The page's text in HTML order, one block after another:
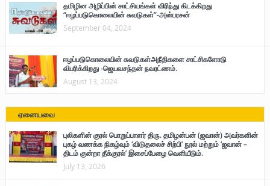
தமிழின அழிப்பின் சாட்சியங்கள் விரிந்து கிடக்கிறது
“ஈழப்படுகொலையின் சுவடுகள்”-அன்பரசன்
September 04, 2024
ஈழப்படுகொலையின் சுவடுகள்அநீதிகளை சாட்சிகளோடு
விபரிக்கிறது -ஜெயவசந்தன் நவரட்ணம்.
August 13, 2024
ஏனையவை
புலிகளின் குரல் பொறுப்பாளர் திரு. தமிழன்பன் (ஜவான்) அவர்களின்
புகழ் வணக்க நிகழ்வும் ‘விடுதலைச் சிற்பி’ நூல் மற்றும் ‘ஜவான் –
திடம் குன்றா தீக்குரல்’ இசைப்பேழை வெளியீடும்.
July 13, 2026